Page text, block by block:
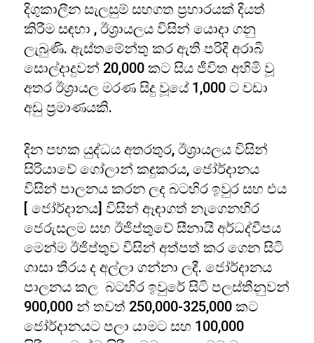
දිගුකාලීන සැලසුම් සහගත ප්‍රහාරයක් දියත්
කිරීම සඳහා , ඊශ්‍රායලය විසින් යොදා ගනු
ලැබුණි. ඇස්තමේන්තු කර ඇති පරිදි අරාබි
සොල්දාදුවන් 20,000 කට සිය ජීවිත අහිමි වූ
අතර ඊශ්‍රායල මරණ සිදු වූයේ 1,000 ට වඩා
අඩු ප්‍රමාණයකි.
දින පහක යුද්ධය අතරතුර, ඊශ්‍රායලය විසින්
සිරියාවේ ගෝලාන් කඳුකරය, ජෝර්දානය
විසින් පාලනය කරන ලද බටහිර ඉවුර සහ එය
[ ජෝර්දානය] විසින් ඈඳාගත් නැගෙනහිර
ජෙරුසලම සහ ඊජිප්තුවේ සීනායි අර්ධද්වීපය
මෙන්ම ඊජිප්තුව විසින් අත්පත් කර ගෙන සිටි
ගාසා තීරය ද අල්ලා ගන්නා ලදී. ජෝර්දානය
පාලනය කල බටහිර ඉවුරේ සිටි පලස්තීනුවන්
900,000 න් තවත් 250,000-325,000 කට
ජෝර්දානයට පලා යාමට සහ 100,000